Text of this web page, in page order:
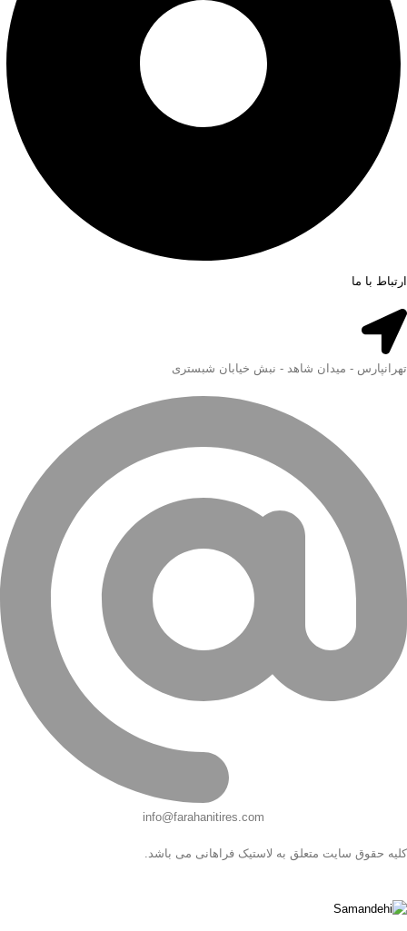
ارتباط با ما
تهرانپارس - میدان شاهد - نبش خیابان شبستری
info@farahanitires.com
کلیه حقوق سایت متعلق به لاستیک فراهانی می باشد.